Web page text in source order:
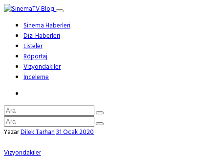
Sinema Haberleri
Dizi Haberleri
Listeler
Röportaj
Vizyondakiler
İnceleme
YazarDilek Tarhan31 Ocak 2020
Vizyondakiler